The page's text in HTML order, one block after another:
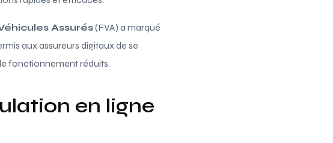
Assurés(FVA) a marqué
aux assureurs digitaux de se
fonctionnement réduits.
en ligne